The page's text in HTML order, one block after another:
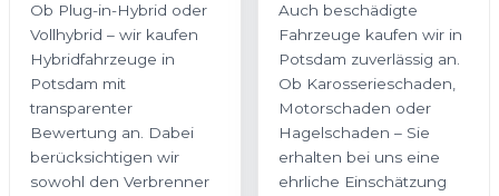
Ob Plug-in-Hybrid oder
Vollhybrid – wir kaufen
Hybridfahrzeuge in
Potsdam mit
transparenter
Bewertung an. Dabei
berücksichtigen wir
sowohl den Verbrenner
Auch beschädigte
Fahrzeuge kaufen wir in
Potsdam zuverlässig an.
Ob Karosserieschaden,
Motorschaden oder
Hagelschaden – Sie
erhalten bei uns eine
ehrliche Einschätzung